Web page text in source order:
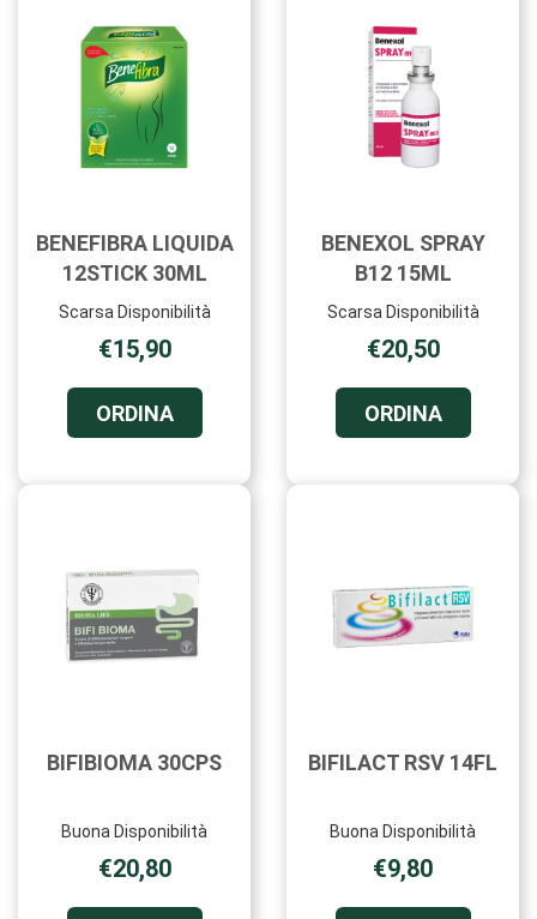
BENEFIBRA LIQUIDA
12STICK 30ML
Scarsa Disponibilità
€15,90
ORDINA
LIQUIDA
30ML AL
BENEXOL SPRAY
B12 15ML
Scarsa Disponibilità
€20,50
ORDINA
SPRAY
15ML AL
BIFIBIOMA 30CPS
Buona Disponibilità
€20,80
BIFILACT RSV 14FL
Buona Disponibilità
€9,80